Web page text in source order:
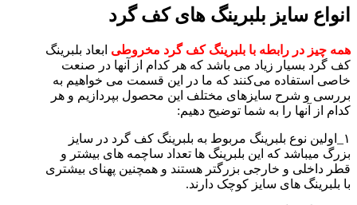
انواع سایز بلبرینگ های کف گرد
همه چیز در رابطه با بلبرینگ کف گرد مخروطی ابعاد بلبرینگ
کف گرد بسیار زیاد می باشد که هر کدام از آنها در صنعت
خاصی استفاده می‌کنند که ما در این قسمت می خواهیم به
بررسی و شرح سایزهای مختلف این محصول بپردازیم و هر
کدام از آنها را به شما توضیح دهیم:
۱_اولین نوع بلبرینگ مربوط به بلبرینگ کف گرد در سایز
بزرگ میباشد که این بلبرینگ ها تعداد ساچمه های بیشتر و
قطر داخلی و خارجی بزرگتر هستند و همچنین پهنای بیشتری
با بلبرینگ های سایز کوچک دارند.